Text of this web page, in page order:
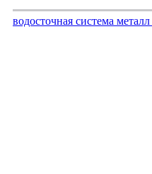
водосточная система